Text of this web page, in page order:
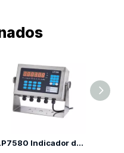
LP7580 Indicador de pesaje de buena calidad